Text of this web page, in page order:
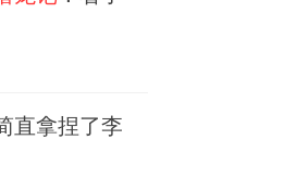
直拿捏了李